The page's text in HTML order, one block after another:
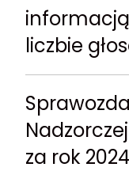
liczbie
za rok 2024